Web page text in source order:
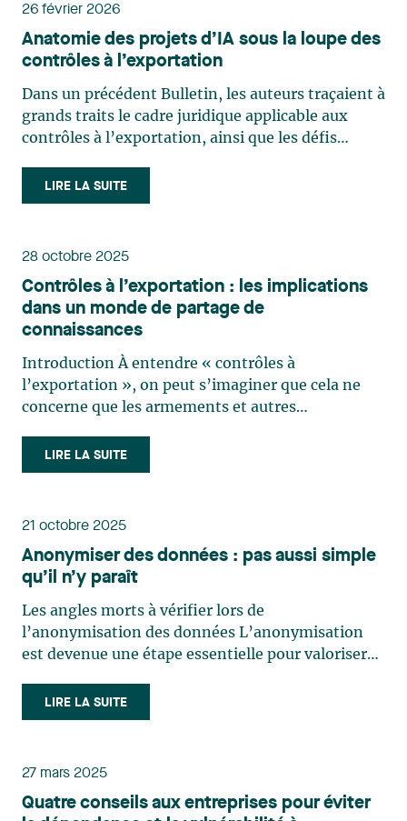
26 février 2026
Anatomie des projets d’IA sous la loupe des
contrôles à l’exportation
Dans un précédent Bulletin, les auteurs traçaient à
grands traits le cadre juridique applicable aux
contrôles à l’exportation, ainsi que les défis
intelligence artificielle à l’ère du partage des
connaissances. Compte tenu de certaines
LIRE LA SUITE
28 octobre 2025
Contrôles à l’exportation : les implications
dans un monde de partage de
connaissances
Introduction À entendre « contrôles à
l’exportation », on peut s’imaginer que cela ne
concerne que les armements et autres
existe une panoplie de circonstances, même
inattendues, pour lesquelles il est important de
LIRE LA SUITE
21 octobre 2025
Anonymiser des données : pas aussi simple
qu’il n’y paraît
Les angles morts à vérifier lors de
l’anonymisation des données L’anonymisation
est devenue une étape essentielle pour valoriser
notamment en intelligence artificielle. À défaut
d’un processus d’anonymisation mené selon les
LIRE LA SUITE
27 mars 2025
Quatre conseils aux entreprises pour éviter